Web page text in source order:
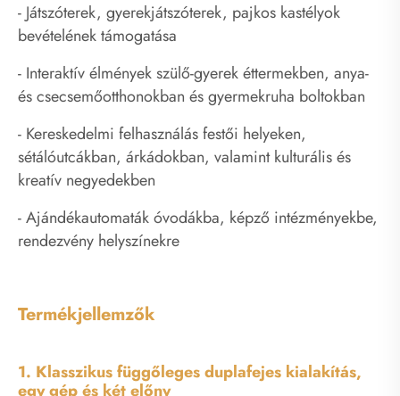
- Játszóterek, gyerekjátszóterek, pajkos kastélyok
bevételének támogatása
- Interaktív élmények szülő-gyerek éttermekben, anya-
és csecsemőotthonokban és gyermekruha boltokban
- Kereskedelmi felhasználás festői helyeken,
sétálóutcákban, árkádokban, valamint kulturális és
kreatív negyedekben
- Ajándékautomaták óvodákba, képző intézményekbe,
rendezvény helyszínekre
Termékjellemzők
1. Klasszikus függőleges duplafejes kialakítás,
egy gép és két előny